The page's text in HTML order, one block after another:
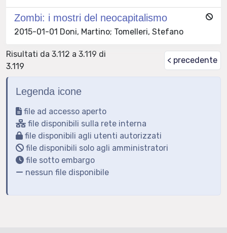
Zombi: i mostri del neocapitalismo
2015-01-01 Doni, Martino; Tomelleri, Stefano
Risultati da 3.112 a 3.119 di
3.119
< precedente
Legenda icone
file ad accesso aperto
file disponibili sulla rete interna
file disponibili agli utenti autorizzati
file disponibili solo agli amministratori
file sotto embargo
nessun file disponibile